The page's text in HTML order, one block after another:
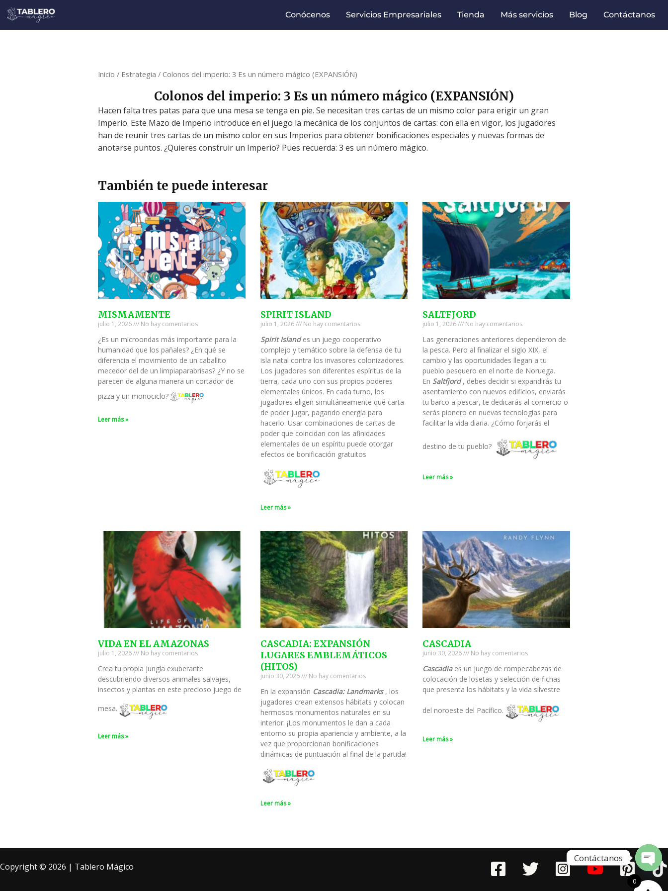
contenido
Conócenos Servicios Empresariales Tienda Más servicios Blog Contáctanos
Inicio / Estrategia / Colonos del imperio: 3 Es un número mágico (EXPANSIÓN)
Colonos del imperio: 3 Es un número mágico (EXPANSIÓN)
Hacen falta tres patas para que una mesa se tenga en pie. Se necesitan tres cartas de un mismo color para erigir un gran
Imperio. Este Mazo de Imperio introduce en el juego la mecánica de los conjuntos de cartas: con ella en vigor, los jugadores
han de reunir tres cartas de un mismo color en sus Imperios para obtener bonificaciones especiales y nuevas formas de
anotarse puntos. ¿Quieres construir un Imperio? Pues recuerda: 3 es un número mágico.
También te puede interesar
MISMAMENTE
julio 1, 2026 No hay comentarios
¿Es un microondas más importante para la
humanidad que los pañales? ¿En qué se
diferencia el movimiento de un caballito
mecedor del de un limpiaparabrisas? ¿Y no se
parecen de alguna manera un cortador de
pizza y un monociclo?
Leer más »
SPIRIT ISLAND
julio 1, 2026 No hay comentarios
Spirit Islandes un juego cooperativo
complejo y temático sobre la defensa de tu
isla natal contra los invasores colonizadores.
Los jugadores son diferentes espíritus de la
tierra, cada uno con sus propios poderes
elementales únicos. En cada turno, los
jugadores eligen simultáneamente qué carta
de poder jugar, pagando energía para
hacerlo. Usar combinaciones de cartas de
poder que coincidan con las afinidades
elementales de un espíritu puede otorgar
efectos de bonificación gratuitos
Leer más »
SALTFJORD
julio 1, 2026 No hay comentarios
Las generaciones anteriores dependieron de
la pesca. Pero al finalizar el siglo XIX, el
cambio y las oportunidades llegan a tu
pueblo pesquero en el norte de Noruega.
En Saltfjord, debes decidir si expandirás tu
asentamiento con nuevos edificios, enviarás
tu barco a pescar, te dedicarás al comercio o
serás pionero en nuevas tecnologías para
facilitar la vida diaria. ¿Cómo forjarás el
destino de tu pueblo?
Leer más »
VIDA EN EL AMAZONAS
julio 1, 2026 No hay comentarios
Crea tu propia jungla exuberante
descubriendo diversos animales salvajes,
insectos y plantas en este precioso juego de
mesa.
Leer más »
CASCADIA: EXPANSIÓN
LUGARES EMBLEMÁTICOS
(HITOS)
junio 30, 2026 No hay comentarios
En la expansión Cascadia: Landmarks, los
jugadores crean extensos hábitats y colocan
hermosos monumentos naturales en su
interior. ¡Los monumentos le dan a cada
entorno su propia apariencia y ambiente, a la
vez que proporcionan bonificaciones
dinámicas de puntuación al final de la partida!
Leer más »
CASCADIA
junio 30, 2026 No hay comentarios
Cascadiaes un juego de rompecabezas de
colocación de losetas y selección de fichas
que presenta los hábitats y la vida silvestre
del noroeste del Pacífico.
Leer más »
Copyright © 2026 | Tablero Mágico
0
Contáctanos
Open
chaty